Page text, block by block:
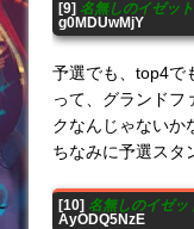
[9] 名無しのイゼッ
g0MDUwMjY
予選でも、top4で
って、グランドフ
クなんじゃないか
ちなみに予選スタ
[10] 名無しのイゼッ
AyODQ5NzE